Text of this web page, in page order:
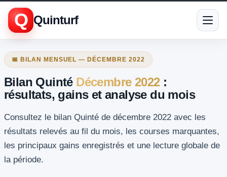
Q Quinturf
📅 BILAN MENSUEL — DÉCEMBRE 2022
Bilan Quinté Décembre 2022 :
résultats, gains et analyse du mois
Consultez le bilan Quinté de décembre 2022 avec les
résultats relevés au fil du mois, les courses marquantes,
les principaux gains enregistrés et une lecture globale de
la période.